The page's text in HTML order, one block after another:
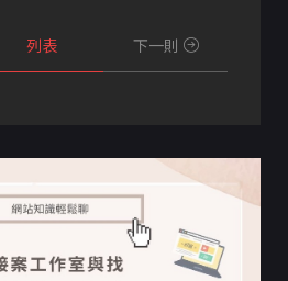
列表 下一則